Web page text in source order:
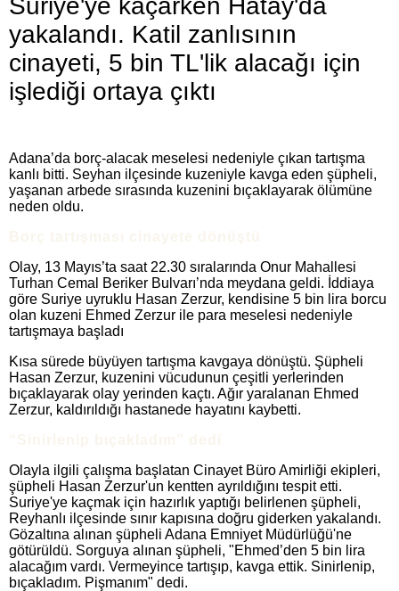
Suriye'ye kaçarken Hatay'da
yakalandı. Katil zanlısının
cinayeti, 5 bin TL'lik alacağı için
işlediği ortaya çıktı
Adana’da borç-alacak meselesi nedeniyle çıkan tartışma
kanlı bitti. Seyhan ilçesinde kuzeniyle kavga eden şüpheli,
yaşanan arbede sırasında kuzenini bıçaklayarak ölümüne
neden oldu.
Olay, 13 Mayıs’ta saat 22.30 sıralarında Onur Mahallesi
Turhan Cemal Beriker Bulvarı’nda meydana geldi. İddiaya
göre Suriye uyruklu Hasan Zerzur, kendisine 5 bin lira borcu
olan kuzeni Ehmed Zerzur ile para meselesi nedeniyle
tartışmaya başladı
Kısa sürede büyüyen tartışma kavgaya dönüştü. Şüpheli
Hasan Zerzur, kuzenini vücudunun çeşitli yerlerinden
bıçaklayarak olay yerinden kaçtı. Ağır yaralanan Ehmed
Zerzur, kaldırıldığı hastanede hayatını kaybetti.
Olayla ilgili çalışma başlatan Cinayet Büro Amirliği ekipleri,
şüpheli Hasan Zerzur'un kentten ayrıldığını tespit etti.
Suriye'ye kaçmak için hazırlık yaptığı belirlenen şüpheli,
Reyhanlı ilçesinde sınır kapısına doğru giderken yakalandı.
Gözaltına alınan şüpheli Adana Emniyet Müdürlüğü'ne
götürüldü. Sorguya alınan şüpheli, "Ehmed’den 5 bin lira
alacağım vardı. Vermeyince tartışıp, kavga ettik. Sinirlenip,
bıçakladım. Pişmanım" dedi.